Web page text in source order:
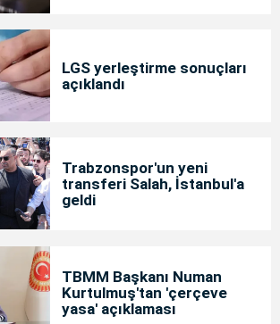
LGS yerleştirme sonuçları
açıklandı
Trabzonspor'un yeni
transferi Salah, İstanbul'a
geldi
TBMM Başkanı Numan
Kurtulmuş'tan 'çerçeve
yasa' açıklaması